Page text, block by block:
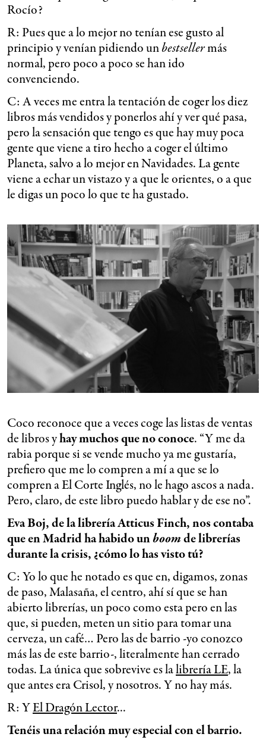
Rocío?
R: Pues que a lo mejor no tenían ese gusto al
principio y venían pidiendo unbestsellermás
normal, pero poco a poco se han ido
convenciendo.
C: A veces me entra la tentación de coger los diez
libros más vendidos y ponerlos ahí y ver qué pasa,
pero la sensación que tengo es que hay muy poca
gente que viene a tiro hecho a coger el último
Planeta, salvo a lo mejor en Navidades. La gente
viene a echar un vistazo y a que le orientes, o a que
le digas un poco lo que te ha gustado.
Coco reconoce que a veces coge las listas de ventas
de libros yhay muchos que no conoce. “Y me da
rabia porque si se vende mucho ya me gustaría,
prefiero que me lo compren a mí a que se lo
compren a El Corte Inglés, no le hago ascos a nada.
Pero, claro, de este libro puedo hablar y de ese no”.
Eva Boj, de la librería Atticus Finch, nos contaba
que en Madrid ha habido unboomde librerías
durante la crisis, ¿cómo lo has visto tú?
C: Yo lo que he notado es que en, digamos, zonas
de paso, Malasaña, el centro, ahí sí que se han
abierto librerías, un poco como esta pero en las
que, si pueden, meten un sitio para tomar una
cerveza, un café… Pero las de barrio -yo conozco
más las de este barrio-, literalmente han cerrado
todas. La única que sobrevive es lalibrería LE, la
que antes era Crisol, y nosotros. Y no hay más.
R: YEl Dragón Lector...
Tenéis una relación muy especial con el barrio.